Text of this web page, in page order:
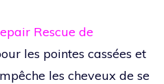
Rescue de
les pointes cassées et
les cheveux de se